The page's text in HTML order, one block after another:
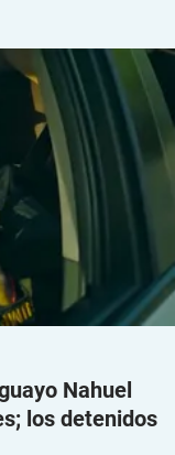
Nahuel
los detenidos